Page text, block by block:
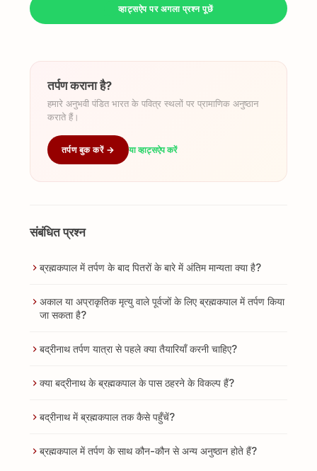
व्हाट्सऐप पर अगला प्रश्न पूछें
तर्पण कराना है?
हमारे अनुभवी पंडित भारत के पवित्र स्थलों पर प्रामाणिक अनुष्ठान
कराते हैं।
तर्पण बुक करें → या व्हाट्सऐप करें
संबंधित प्रश्न
ब्रह्मकपाल में तर्पण के बाद पितरों के बारे में अंतिम मान्यता क्या है?
अकाल या अप्राकृतिक मृत्यु वाले पूर्वजों के लिए ब्रह्मकपाल में तर्पण किया
जा सकता है?
बद्रीनाथ तर्पण यात्रा से पहले क्या तैयारियाँ करनी चाहिए?
क्या बद्रीनाथ के ब्रह्मकपाल के पास ठहरने के विकल्प हैं?
बद्रीनाथ में ब्रह्मकपाल तक कैसे पहुँचें?
ब्रह्मकपाल में तर्पण के साथ कौन-कौन से अन्य अनुष्ठान होते हैं?